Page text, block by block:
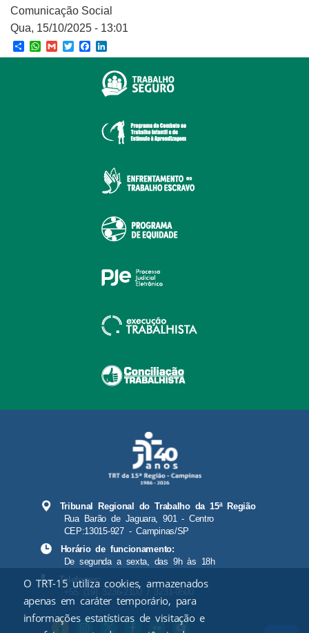
Comunicação Social
Qua, 15/10/2025 - 13:01
ShareWhatsApp
GmailTwitterFacebook
Tribunal Regional do Trabalho da 15ª Região
Rua Barão de Jaguara, 901 - Centro
CEP:13015-927 - Campinas/SP
Horário de funcionamento:
De segunda a sexta, das 9h às 18h
Telefones:
+55 (19) 3236-2100 / 3231-9500
O TRT-15 utiliza cookies, armazenados
apenas em caráter temporário, para
informações estatísticas de visitação e